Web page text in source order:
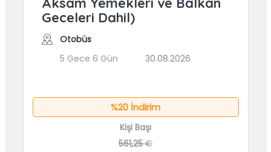
Geceleri Dahil)
Otobüs
5 Gece 6 Gün
30.08.2026
%20 İndirim
Kişi Başı
561,25€